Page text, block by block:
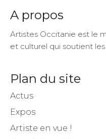
A propos
Artistes Occitanie est le
et culturel qui soutient
Plan du site
Actus
Expos
Artiste en vue !